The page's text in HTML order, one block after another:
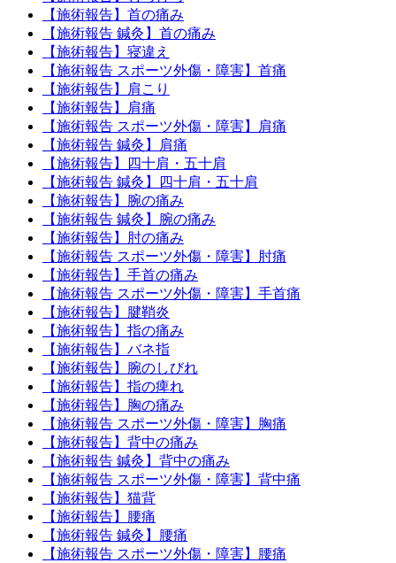
【施術報告】首の痛み
【施術報告 鍼灸】首の痛み
【施術報告】寝違え
【施術報告 スポーツ外傷・障害】首痛
【施術報告】肩こり
【施術報告】肩痛
【施術報告 スポーツ外傷・障害】肩痛
【施術報告 鍼灸】肩痛
【施術報告】四十肩・五十肩
【施術報告 鍼灸】四十肩・五十肩
【施術報告】腕の痛み
【施術報告 鍼灸】腕の痛み
【施術報告】肘の痛み
【施術報告 スポーツ外傷・障害】肘痛
【施術報告】手首の痛み
【施術報告 スポーツ外傷・障害】手首痛
【施術報告】腱鞘炎
【施術報告】指の痛み
【施術報告】バネ指
【施術報告】腕のしびれ
【施術報告】指の痺れ
【施術報告】胸の痛み
【施術報告 スポーツ外傷・障害】胸痛
【施術報告】背中の痛み
【施術報告 鍼灸】背中の痛み
【施術報告 スポーツ外傷・障害】背中痛
【施術報告】猫背
【施術報告】腰痛
【施術報告 鍼灸】腰痛
【施術報告 スポーツ外傷・障害】腰痛